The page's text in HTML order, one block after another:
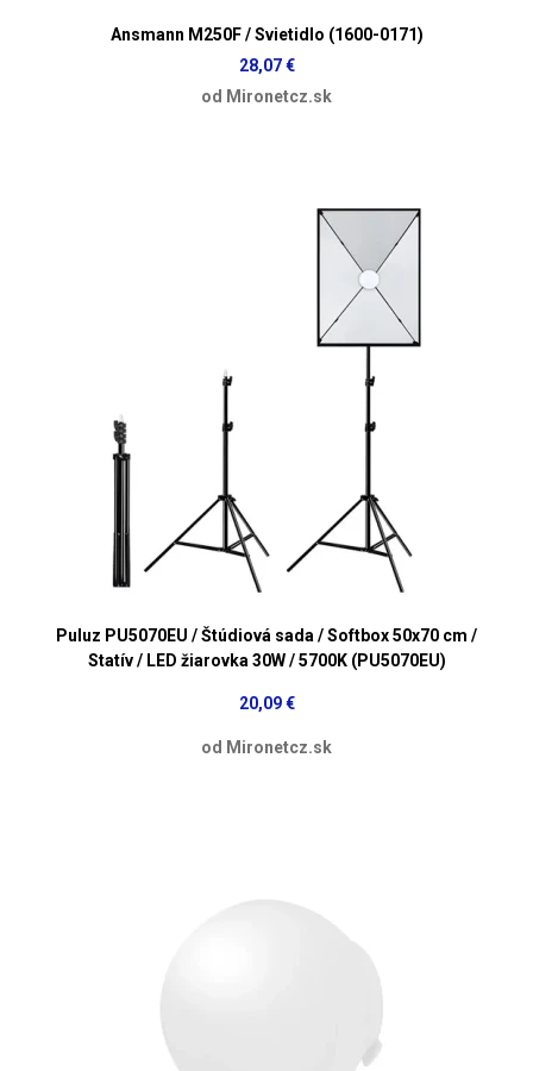
Ansmann M250F / Svietidlo (1600-0171)
28,07 €
od Mironetcz.sk
Puluz PU5070EU / Štúdiová sada / Softbox 50x70 cm /
Statív / LED žiarovka 30W / 5700K (PU5070EU)
20,09 €
od Mironetcz.sk